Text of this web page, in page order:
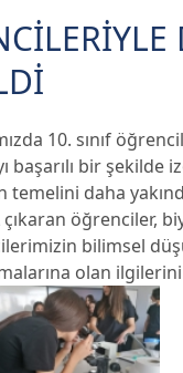
10. sınıf
başarılı bir
daha
öğrenciler,
bilimsel
olan ilgilerini